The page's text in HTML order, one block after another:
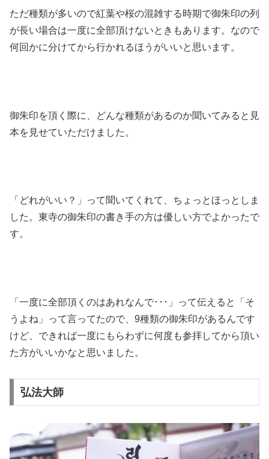
ただ種類が多いので紅葉や桜の混雑する時期で御朱印の列
が長い場合は一度に全部頂けないときもあります。なので
何回かに分けてから行かれるほうがいいと思います。
御朱印を頂く際に、どんな種類があるのか聞いてみると見
本を見せていただけました。
「どれがいい？」って聞いてくれて、ちょっとほっとしま
した。東寺の御朱印の書き手の方は優しい方でよかったで
す。
「一度に全部頂くのはあれなんで･･･」って伝えると「そ
うよね」って言ってたので、9種類の御朱印があるんです
けど、できれば一度にもらわずに何度も参拝してから頂い
た方がいいかなと思いました。
弘法大師